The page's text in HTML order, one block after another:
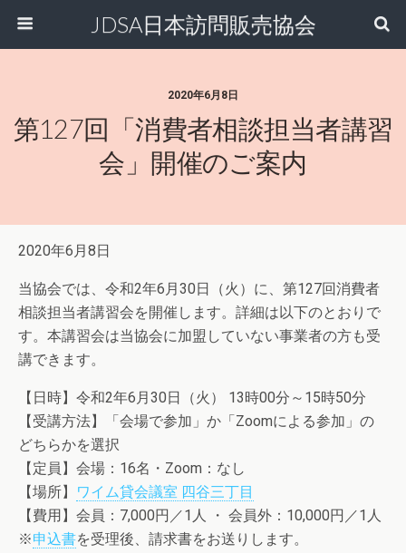
JDSA日本訪問販売協会
2020年6月8日
第127回「消費者相談担当者講習
会」開催のご案内
2020年6月8日
当協会では、令和2年6月30日（火）に、第127回消費者
相談担当者講習会を開催します。詳細は以下のとおりで
す。本講習会は当協会に加盟していない事業者の方も受
講できます。
【日時】令和2年6月30日（火） 13時00分～15時50分
【受講方法】「会場で参加」か「Zoomによる参加」の
どちらかを選択
【定員】会場：16名・Zoom：なし
【場所】
ワイム貸会議室 四谷三丁目
【費用】会員：7,000円／1人 ・ 会員外：10,000円／1人
※申込書を受理後、請求書をお送りします。